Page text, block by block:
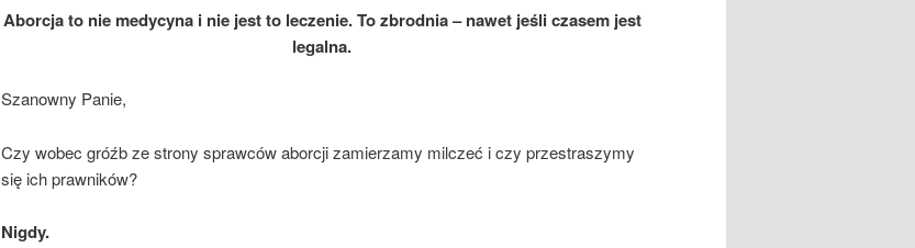
Aborcja to nie medycyna i nie jest to leczenie. To zbrodnia – nawet jeśli czasem jest
legalna.
Szanowny Panie,
Czy wobec gróźb ze strony sprawców aborcji zamierzamy milczeć i czy przestraszymy
się ich prawników?
Nigdy.